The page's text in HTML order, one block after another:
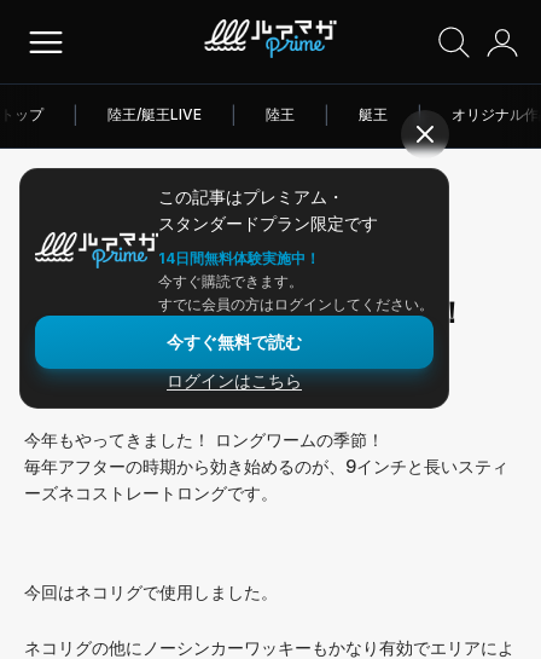
トップ 陸王/艇王LIVE 陸王 艇王 | オリジナル
この記事はプレミアム・
スタンダードプラン限定です
14日間無料体験実施中！
今すぐ購読できます。
すでに会員の方はログインしてください。
今すぐ無料で読む
ログインはこちら
アングラー連載
五三川のネコストロングゲーム！
こんにちは！ 中川雅偉です！
今年もやってきました！ ロングワームの季節！
毎年アフターの時期から効き始めるのが、9インチと長いスティ
ーズネコストレートロングです。
今回はネコリグで使用しました。
ネコリグの他にノーシンカーワッキーもかなり有効でエリアによ